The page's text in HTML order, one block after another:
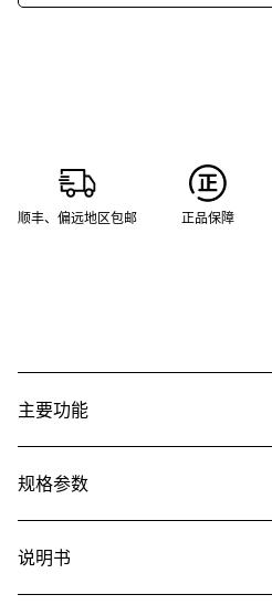
顺丰、偏远地区包邮 正品保障
主要功能
规格参数
说明书